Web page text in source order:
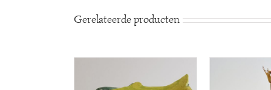
Gerelateerde producten